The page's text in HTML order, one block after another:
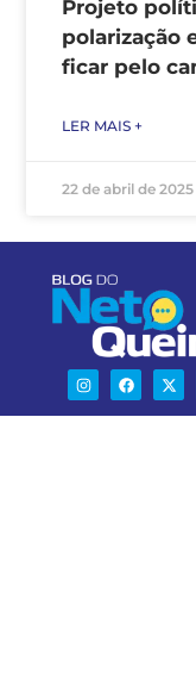
Projeto
polarização
ficar pelo
LER MAIS +
22 de abril de 2025